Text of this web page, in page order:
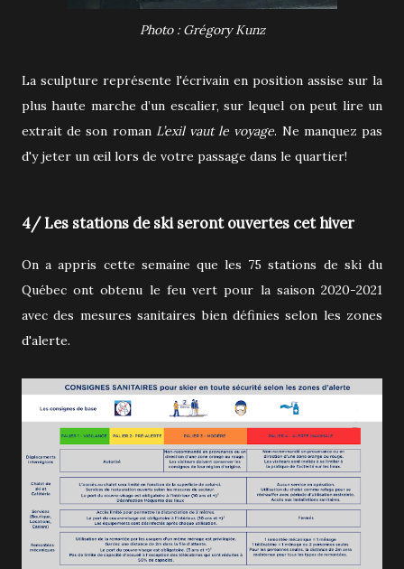
Photo : Grégory Kunz
La sculpture représente l'écrivain en position assise sur la
plus haute marche d’un escalier, sur lequel on peut lire un
extrait de son roman L’exil vaut le voyage. Ne manquez pas
d'y jeter un œil lors de votre passage dans le quartier!
4/ Les stations de ski seront ouvertes cet hiver
On a appris cette semaine que les 75 stations de ski du
Québec ont obtenu le feu vert pour la saison 2020-2021
avec des mesures sanitaires bien définies selon les zones
d'alerte.